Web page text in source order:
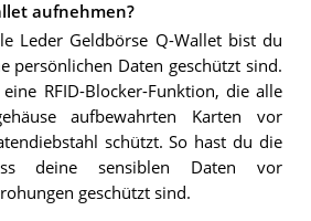
aufnehmen?
Leder Geldbörse Q-Wallet bist du
persönlichen Daten geschützt sind.
RFID-Blocker-Funktion, die alle
aufbewahrten Karten vor
schützt. So hast du die
deine sensiblen Daten vor
geschützt sind.